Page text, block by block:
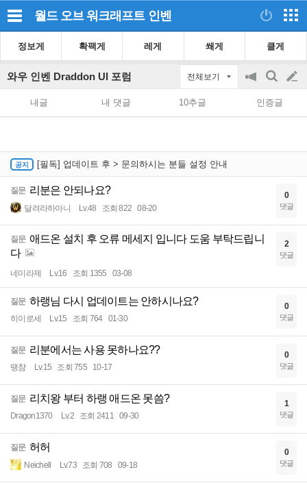
월드 오브 워크래프트 인벤
정보게 확팩게 레게 쐐게 클게
와우 인벤 Draddon UI 포럼 전체보기
공
on/off
검
색
글
쓰
내글 내 댓글 10추글 인증글
[필독] 업데이트 후 > 문의하시는 분들 설정 안내
질문 리분은 안되나요?
달려라하아니 Lv.48 조회 822 08-20
0
댓글
질문 애드온 설치 후 오류 메세지 입니다 도움 부탁드립니
다
네미라제 Lv.16 조회 1355 03-08
2
댓글
질문 하랭님 다시 업데이트는 안하시나요?
히이로세 Lv.15 조회 764 01-30
0
댓글
질문 리분에서는 사용 못하나요??
땡챰 Lv.15 조회 755 10-17
0
댓글
질문 리치왕 부터 하랭 애드온 못씀?
Dragon1370 Lv.2 조회 2411 09-30
1
댓글
질문 허허
Neichell Lv.73 조회 708 09-18
0
댓글